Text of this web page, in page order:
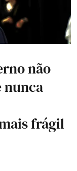
não
nunca
frágil